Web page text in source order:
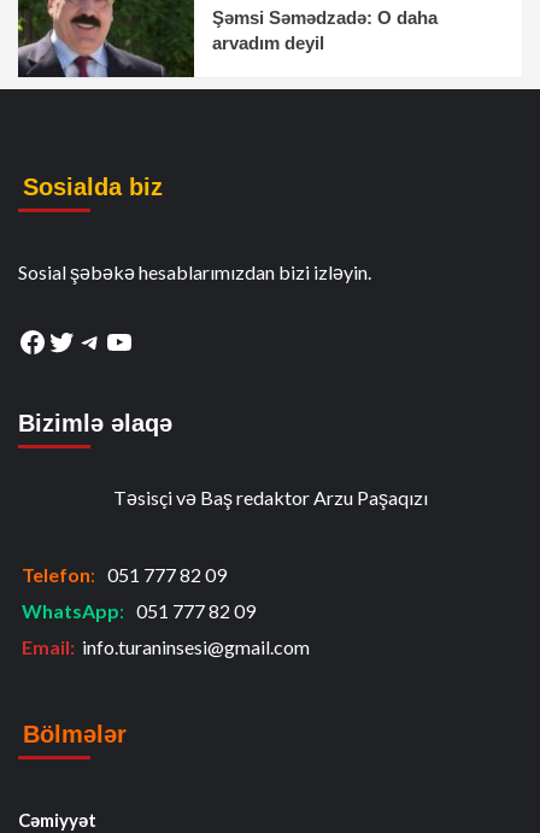
Şəmsi Səmədzadə: O daha
arvadım deyil
Sosialda biz
Sosial şəbəkə hesablarımızdan bizi izləyin.
Facebook
Twitter
Telegram
YouTube
Bizimlə əlaqə
Təsisçi və Baş redaktor Arzu Paşaqızı
Telefon: 051 777 82 09
WhatsApp: 051 777 82 09
Email: info.turaninsesi@gmail.com
Bölmələr
Cəmiyyət